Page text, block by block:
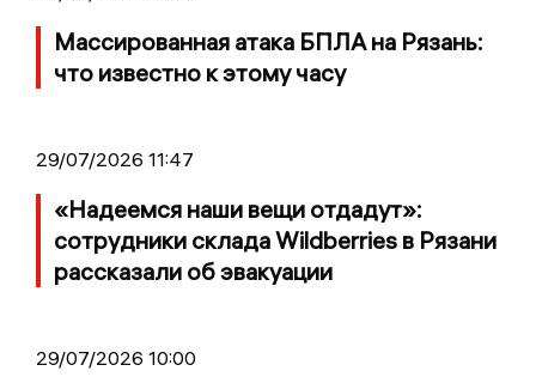
Массированная атака БПЛА на Рязань:
что известно к этому часу
29/07/2026 11:47
«Надеемся наши вещи отдадут»:
сотрудники склада Wildberries в Рязани
рассказали об эвакуации
29/07/2026 10:00